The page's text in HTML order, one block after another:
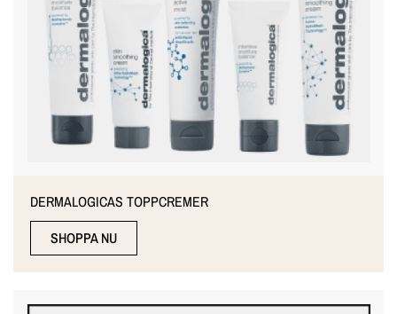
DERMALOGICAS TOPPCREMER
SHOPPA NU